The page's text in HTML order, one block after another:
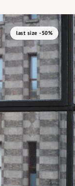
last size -50%